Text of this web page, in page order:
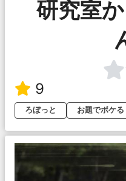
研究室
9
ろぼっと
お題でボケる